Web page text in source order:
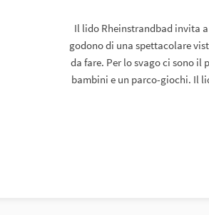
Il lido Rheinstrandbad invita
godono di una spettacolare
da fare. Per lo svago ci sono il
bambini e un parco-giochi. Il